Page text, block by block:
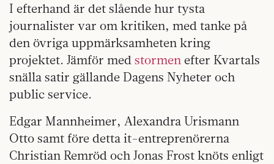
I efterhand är det slående hur tysta
journalister var om kritiken, med tanke på
den övriga uppmärksamheten kring
projektet. Jämför med stormenefter Kvartals
snälla satir gällande Dagens Nyheter och
public service.
Edgar Mannheimer, Alexandra Urismann
Otto samt före detta it-entreprenörerna
Christian Remröd och Jonas Frost knöts enligt